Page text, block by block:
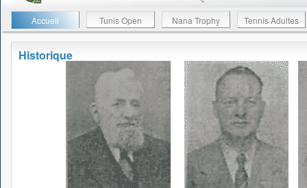
Accueil Tunis Open Nana Trophy Tennis Adultes
Historique